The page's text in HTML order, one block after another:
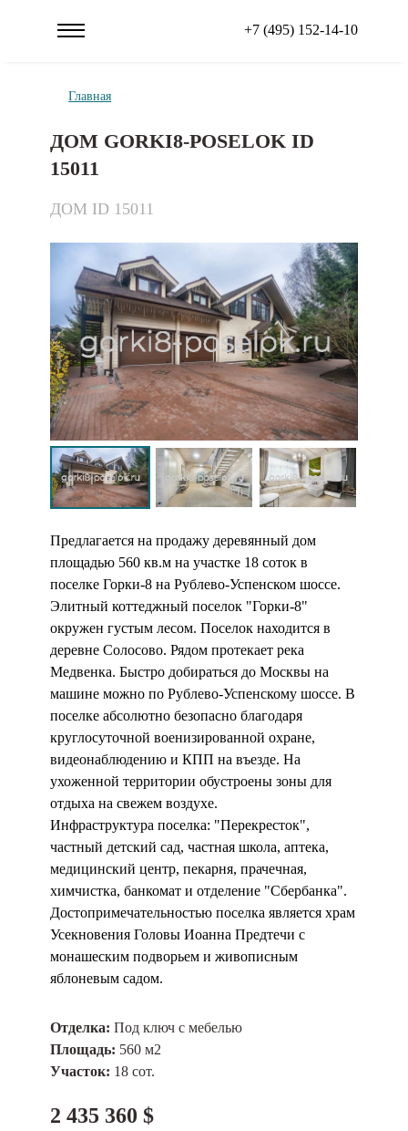
+7 (495) 152-14-10
Главная
ДОМ GORKI8-POSELOK ID
15011
ДОМ ID 15011
Предлагается на продажу деревянный дом
площадью 560 кв.м на участке 18 соток в
поселке Горки-8 на Рублево-Успенском шоссе.
Элитный коттеджный поселок "Горки-8"
окружен густым лесом. Поселок находится в
деревне Солосово. Рядом протекает река
Медвенка. Быстро добираться до Москвы на
машине можно по Рублево-Успенскому шоссе. В
поселке абсолютно безопасно благодаря
круглосуточной военизированной охране,
видеонаблюдению и КПП на въезде. На
ухоженной территории обустроены зоны для
отдыха на свежем воздухе.
Инфраструктура поселка: "Перекресток",
частный детский сад, частная школа, аптека,
медицинский центр, пекарня, прачечная,
химчистка, банкомат и отделение "Сбербанка".
Достопримечательностью поселка является храм
Усекновения Головы Иоанна Предтечи с
монашеским подворьем и живописным
яблоневым садом.
Отделка:Под ключ с мебелью
Площадь: 560 м2
Участок: 18 сот.
2 435 360 $